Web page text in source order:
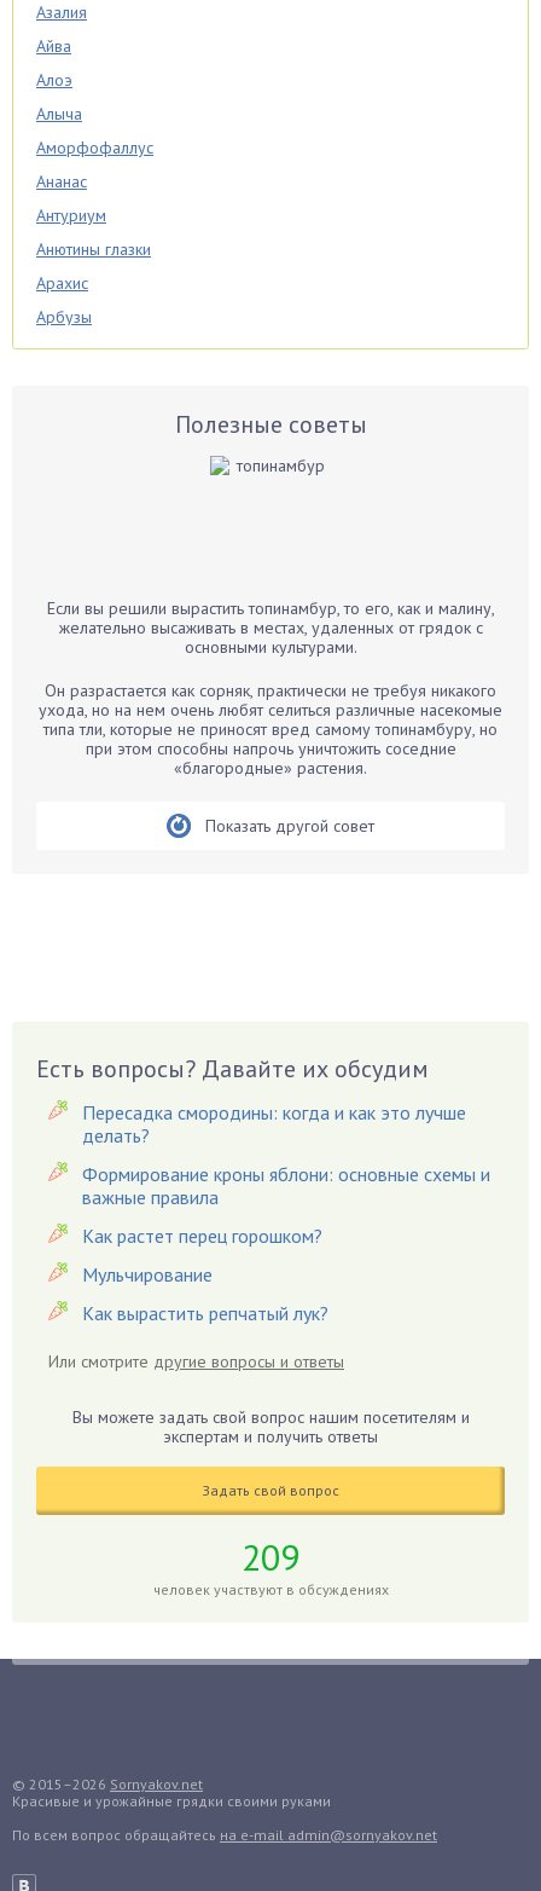
Азалия
Айва
Алоэ
Алыча
Аморфофаллус
Ананас
Антуриум
Анютины глазки
Арахис
Арбузы
Аспарагус
Бархатцы
Белые грибы
Бирючина
Бобовые
Вредители
Гардения
Гацания
Гвоздики
Георгины
Герань
Гиацинт
Гибискус
Гладиолусы
Голубика
Груши
Дайкон
Декабрист
Полезные советы
Если вы решили вырастить топинамбур, то его, как и малину,
желательно высаживать в местах, удаленных от грядок с
основными культурами.
Он разрастается как сорняк, практически не требуя никакого
ухода, но на нем очень любят селиться различные насекомые
типа тли, которые не приносят вред самому топинамбуру, но
при этом способны напрочь уничтожить соседние
«благородные» растения.
Показать другой совет
Есть вопросы? Давайте их обсудим
Пересадка смородины: когда и как это лучше
делать?
Формирование кроны яблони: основные схемы и
важные правила
Как растет перец горошком?
Мульчирование
Как вырастить репчатый лук?
Или смотрите другие вопросы и ответы
Вы можете задать свой вопрос нашим посетителям и
экспертам и получить ответы
Задать свой вопрос
209
человек участвуют в обсуждениях
© 2015–2026 Sornyakov.net
Красивые и урожайные грядки своими руками
По всем вопрос обращайтесь на e-mail admin@sornyakov.net